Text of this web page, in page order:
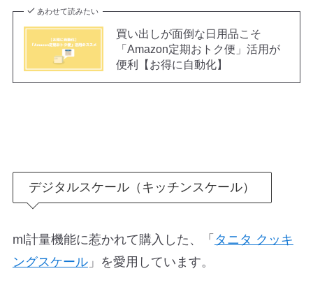
あわせて読みたい
買い出しが面倒な日用品こそ
「Amazon定期おトク便」活用が
便利【お得に自動化】
デジタルスケール（キッチンスケール）
ml計量機能に惹かれて購入した、「 タニタ クッキ
ングスケール」を愛用しています。